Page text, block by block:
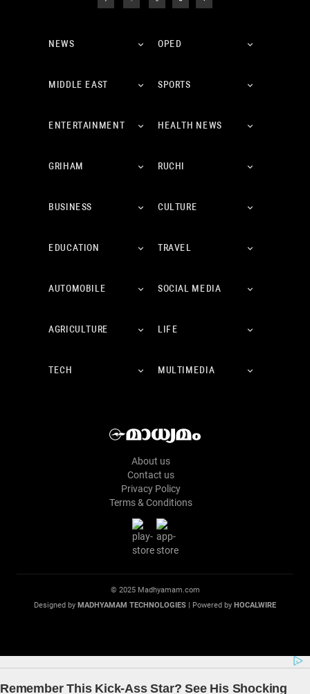
NEWS OPED
MIDDLE EAST SPORTS
ENTERTAINMENT HEALTH NEWS
GRIHAM RUCHI
BUSINESS CULTURE
EDUCATION TRAVEL
AUTOMOBILE SOCIAL MEDIA
AGRICULTURE LIFE
TECH MULTIMEDIA
About us
Contact us
Privacy Policy
Terms & Conditions
© 2025 Madhyamam.com
Designed by MADHYAMAM TECHNOLOGIES | Powered by HOCALWIRE